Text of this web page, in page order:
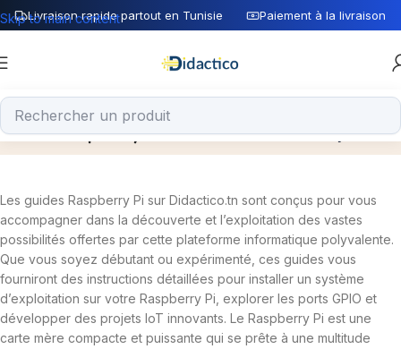
Livraison rapide partout en Tunisie Paiement à la livraison
Skip to main content
Guides Raspberry Pi Home Guides Archive by Category "Guides Raspberry Pi"
Les guides Raspberry Pi sur Didactico.tn sont conçus pour vous
accompagner dans la découverte et l’exploitation des vastes
possibilités offertes par cette plateforme informatique polyvalente.
Que vous soyez débutant ou expérimenté, ces guides vous
fourniront des instructions détaillées pour installer un système
d’exploitation sur votre Raspberry Pi, explorer les ports GPIO et
développer des projets IoT innovants. Le Raspberry Pi est une
carte mère compacte et puissante qui se prête à une multitude